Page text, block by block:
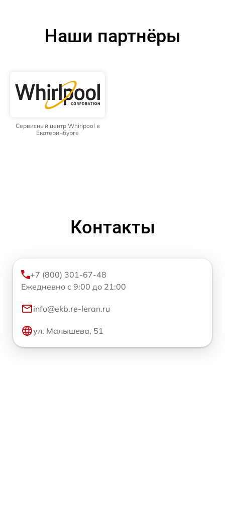
Наши партнёры
Сервисный центр Whirlpool в
Екатеринбурге
Контакты
+7 (800) 301-67-48
Ежедневно с 9:00 до 21:00
info@ekb.re-leran.ru
ул. Малышева, 51